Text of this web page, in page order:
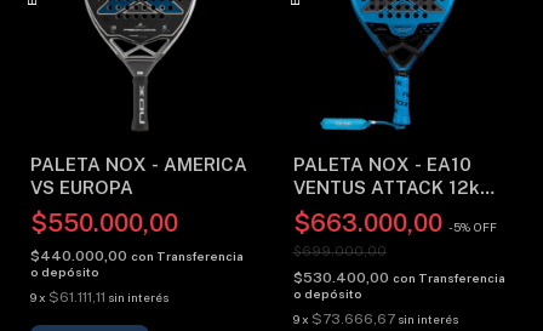
PALETA NOX - AMERICA
VS EUROPA
$550.000,00
$440.000,00 con Transferencia
o depósito
9x $61.111,11 sin interés
PALETA NOX - EA10
VENTUS ATTACK 12k
XTREM (2026)
$663.000,00 -5% OFF
$699.000,00
$530.400,00 con Transferencia
o depósito
9 x $73.666,67 sin interés